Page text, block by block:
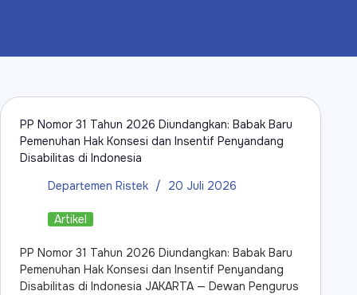
PP Nomor 31 Tahun 2026 Diundangkan: Babak Baru
Pemenuhan Hak Konsesi dan Insentif Penyandang
Disabilitas di Indonesia
Departemen Ristek
20 Juli 2026
Artikel
PP Nomor 31 Tahun 2026 Diundangkan: Babak Baru
Pemenuhan Hak Konsesi dan Insentif Penyandang
Disabilitas di Indonesia JAKARTA — Dewan Pengurus